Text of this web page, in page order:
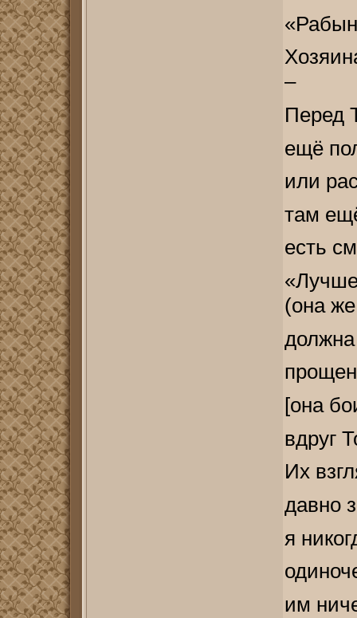
–
Перед
ещё
или
там
есть
(она же
[она
вдруг
Их
давно
я
им